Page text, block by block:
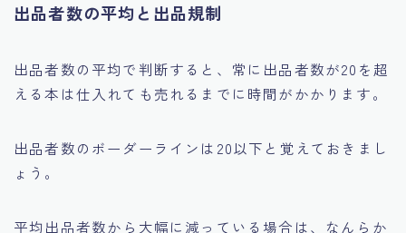
出品者数の平均と出品規制
出品者数の平均で判断すると、常に出品者数が20を超
える本は仕入れても売れるまでに時間がかかります。
出品者数のボーダーラインは20以下と覚えておきまし
ょう。
平均出品者数から大幅に減っている場合は、なんらか